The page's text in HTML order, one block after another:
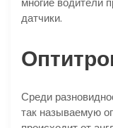
датчики.
Среди
так называемую